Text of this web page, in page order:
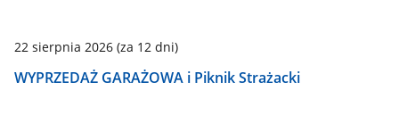
22 sierpnia 2026(za 12 dni)
WYPRZEDAŻ GARAŻOWA i Piknik Strażacki